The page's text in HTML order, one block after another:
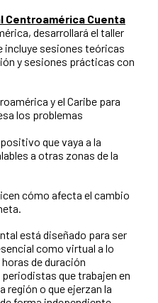
Centroamérica Cuenta
desarrollará el taller
incluye sesiones teóricas
y sesiones prácticas con
y el Caribe para
los problemas
que vaya a la
a otras zonas de la
cómo afecta el cambio
está diseñado para ser
como virtual a lo
de duración
que trabajen en
región o que ejerzan la